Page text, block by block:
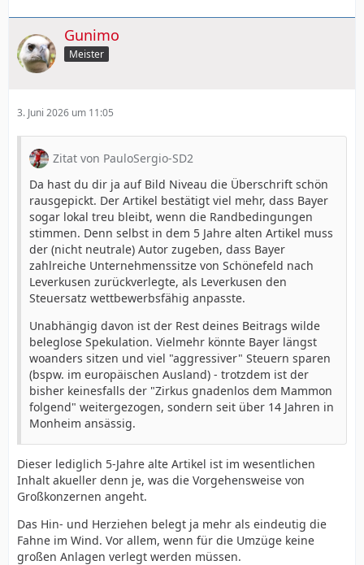
Gunimo
Meister
3. Juni 2026 um 11:05
Zitat von PauloSergio-SD2
Da hast du dir ja auf Bild Niveau die Überschrift schön
rausgepickt. Der Artikel bestätigt viel mehr, dass Bayer
sogar lokal treu bleibt, wenn die Randbedingungen
stimmen. Denn selbst in dem 5 Jahre alten Artikel muss
der (nicht neutrale) Autor zugeben, dass Bayer
zahlreiche Unternehmenssitze von Schönefeld nach
Leverkusen zurückverlegte, als Leverkusen den
Steuersatz wettbewerbsfähig anpasste.
Unabhängig davon ist der Rest deines Beitrags wilde
beleglose Spekulation. Vielmehr könnte Bayer längst
woanders sitzen und viel "aggressiver" Steuern sparen
(bspw. im europäischen Ausland) - trotzdem ist der
bisher keinesfalls der "Zirkus gnadenlos dem Mammon
folgend" weitergezogen, sondern seit über 14 Jahren in
Monheim ansässig.
Dieser lediglich 5-Jahre alte Artikel ist im wesentlichen
Inhalt akueller denn je, was die Vorgehensweise von
Großkonzernen angeht.
Das Hin- und Herziehen belegt ja mehr als eindeutig die
Fahne im Wind. Vor allem, wenn für die Umzüge keine
großen Anlagen verlegt werden müssen.